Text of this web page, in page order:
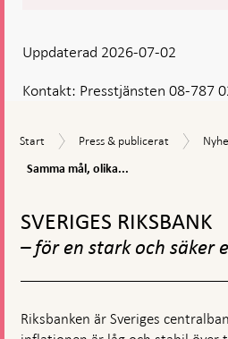
Kontakt: Presstjänsten 08-787
Uppdaterad 2026-07-02
Start
Start
Press
publicerat
Press & publicerat
Samma
Norges
Bank
och
perioden
Samma mål, olika...
toppnavigation
SVERIGES RIKSBANK
– för en stark och säker
Riksbanken är Sveriges